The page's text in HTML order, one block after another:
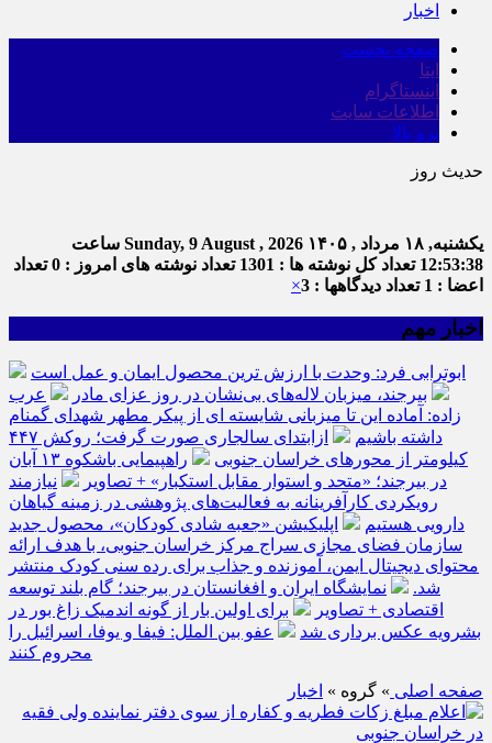
اخبار
صفحه نخست
ایتا
اینستاگرام
اطلاعات سایت
برو بالا
حدیث روز
یکشنبه, ۱۸ مرداد , ۱۴۰۵ Sunday, 9 August , 2026 ساعت
12:53:38 تعداد کل نوشته ها : 1301 تعداد نوشته های امروز : 0
تعداد
اعضا : 1
تعداد دیدگاهها : 3 ×
اخبار مهم
ابوترابی فرد: وحدت با ارزش ترین محصول ایمان و عمل است
بیرجند، میزبان لاله‌های بی‌نشان در روز عزای مادر
عرب
زاده: آماده این تا میزبانی شایسته ای از پیکر مطهر شهدای گمنام
داشته باشیم
ازابتدای سالجاری صورت گرفت؛ روکش ۴۴۷
کیلومتر از محورهای خراسان جنوبی
راهپیمایی باشکوه ۱۳ آبان
در بیرجند؛ «متحد و استوار مقابل استکبار» + تصاویر
نیازمند
رویکردی کارآفرینانه به فعالیت‌های پژوهشی در زمینه گیاهان
دارویی هستیم
اپلیکیشن «جعبه شادی کودکان»، محصول جدید
سازمان فضای مجازی سراج مرکز خراسان جنوبی، با هدف ارائه
محتوای دیجیتال ایمن، آموزنده و جذاب برای رده سنی کودک منتشر
شد.
نمایشگاه ایران و افغانستان در بیرجند؛ گام بلند توسعه
اقتصادی + تصاویر
برای اولین بار از گونه اندمیک زاغ بور در
بشرویه عکس برداری شد
عفو بین الملل: فیفا و یوفا، اسرائیل را
محروم کنند
صفحه اصلی » گروه » اخبار